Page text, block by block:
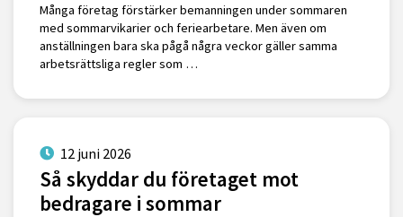
Många företag förstärker bemanningen under sommaren
med sommarvikarier och feriearbetare. Men även om
anställningen bara ska pågå några veckor gäller samma
arbetsrättsliga regler som …
12 juni 2026
Så skyddar du företaget mot
bedragare i sommar